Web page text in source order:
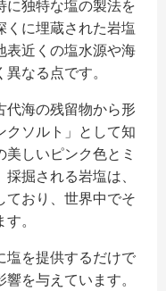
に独特な塩の製法を
くに埋蔵された岩塩
表近くの塩水源や海
なる点です。
代海の残留物から形
クソルト」として知
しいピンク色とミ
掘される岩塩は、
ており、世界中でそ
。
塩を提供するだけで
を与えています。